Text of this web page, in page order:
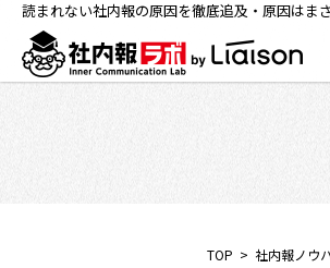
読まれない社内報の原因を徹底追及・原因はま
TOP 社内報ノウ